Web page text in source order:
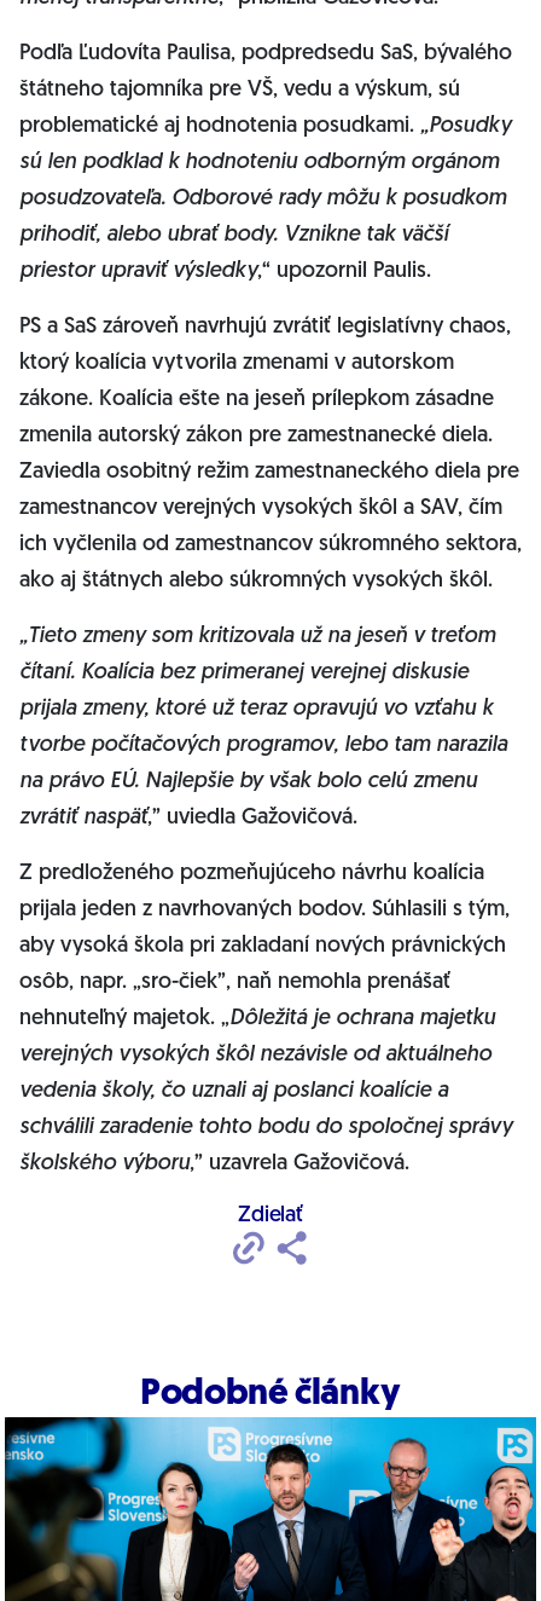
Podľa Ľudovíta Paulisa, podpredsedu SaS, bývalého
štátneho tajomníka pre VŠ, vedu a výskum, sú
problematické aj hodnotenia posudkami. „Posudky
sú len podklad k hodnoteniu odborným orgánom
posudzovateľa. Odborové rady môžu k posudkom
prihodiť, alebo ubrať body. Vznikne tak väčší
priestor upraviť výsledky,“ upozornil Paulis.
PS a SaS zároveň navrhujú zvrátiť legislatívny chaos,
ktorý koalícia vytvorila zmenami v autorskom
zákone. Koalícia ešte na jeseň prílepkom zásadne
zmenila autorský zákon pre zamestnanecké diela.
Zaviedla osobitný režim zamestnaneckého diela pre
zamestnancov verejných vysokých škôl a SAV, čím
ich vyčlenila od zamestnancov súkromného sektora,
ako aj štátnych alebo súkromných vysokých škôl.
„Tieto zmeny som kritizovala už na jeseň v treťom
čítaní. Koalícia bez primeranej verejnej diskusie
prijala zmeny, ktoré už teraz opravujú vo vzťahu k
tvorbe počítačových programov, lebo tam narazila
na právo EÚ. Najlepšie by však bolo celú zmenu
zvrátiť naspäť,” uviedla Gažovičová.
Z predloženého pozmeňujúceho návrhu koalícia
prijala jeden z navrhovaných bodov. Súhlasili s tým,
aby vysoká škola pri zakladaní nových právnických
osôb, napr. „sro-čiek”, naň nemohla prenášať
nehnuteľný majetok. „Dôležitá je ochrana majetku
verejných vysokých škôl nezávisle od aktuálneho
vedenia školy, čo uznali aj poslanci koalície a
schválili zaradenie tohto bodu do spoločnej správy
školského výboru,” uzavrela Gažovičová.
Zdielať
Podobné články